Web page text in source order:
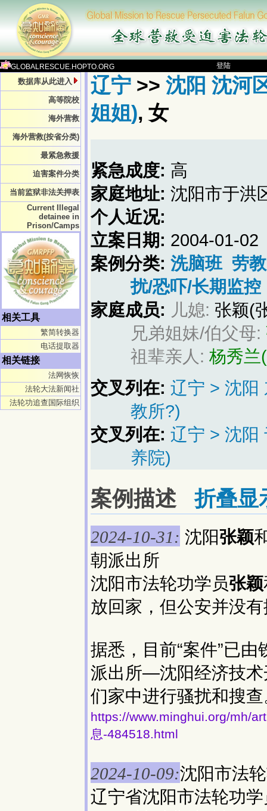
GLOBALRESCUE.HOPTO.ORG 登陆
数据库从此进入
高等院校
海外营救
海外营救(按省分类)
最紧急救援
迫害案件分类
当前监狱非法关押表
Current Illegal
detainee in
Prison/Camps
相关工具
繁简转换器
电话提取器
相关链接
法网恢恢
法轮大法新闻社
法轮功追查国际组织
辽宁 >> 沈阳 沈河
姐姐), 女
紧急成度: 高
家庭地址: 沈阳市于洪
个人近况:
立案日期: 2004-01-02
案例分类: 洗脑班 劳教
扰/恐吓/长期监控
家庭成员: 儿媳: 张颖(
兄弟姐妹/伯父母:
祖辈亲人: 杨秀兰
交叉列在: 辽宁 > 沈阳
教所?)
交叉列在: 辽宁 > 沈阳
养院)
案例描述折叠显
2024-10-31: 沈阳张颖
朝派出所
沈阳市法轮功学员张颖
放回家，但公安并没
据悉，目前“案件”已
派出所—沈阳经济技术
们家中进行骚扰和搜
https://www.minghui.org/mh/
息-484518.html
2024-10-09:沈阳市法
辽宁省沈阳市法轮功